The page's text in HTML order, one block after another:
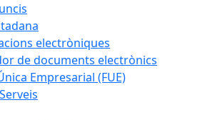
electròniques
de documents electrònics
Empresarial (FUE)